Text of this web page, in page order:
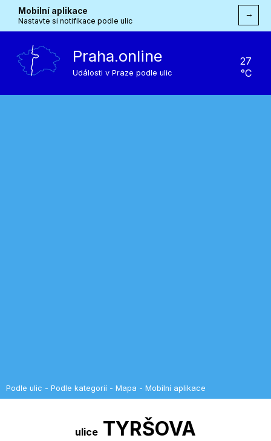
Mobilní aplikace
Nastavte si notifikace podle ulic
→
Praha.online
Události v Praze podle ulic
27
°C
Podle ulic - Podle kategorií - Mapa - Mobilní aplikace
ulice TYRŠOVA